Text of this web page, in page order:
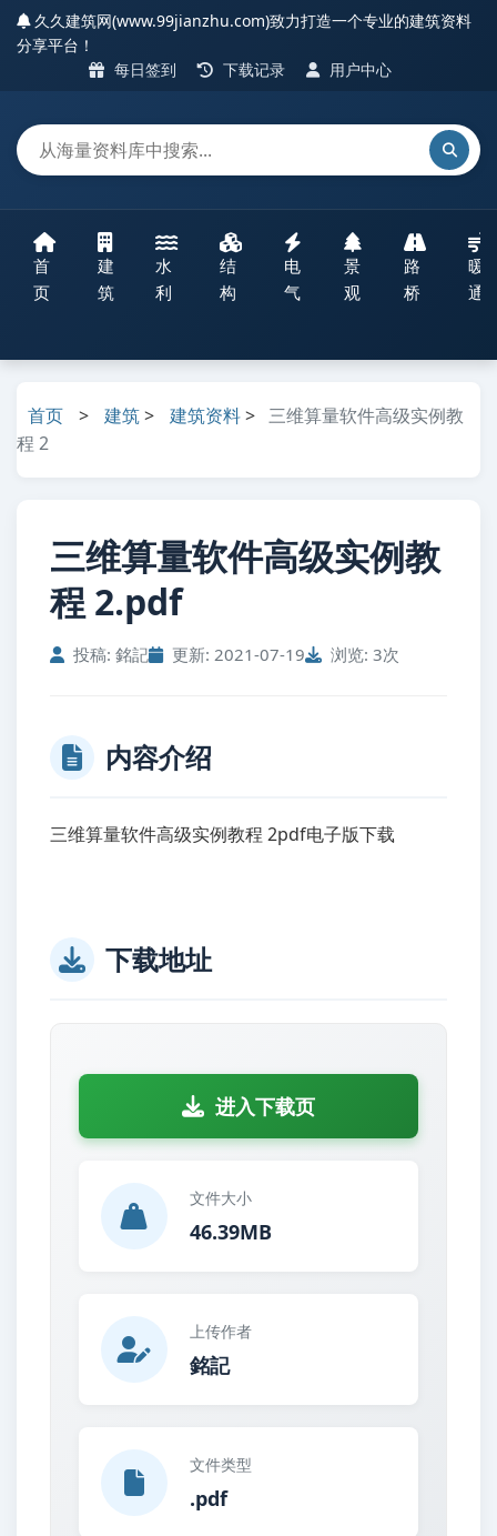
久久建筑网(www.99jianzhu.com)致力打造一个专业的建筑资料
分享平台！
每日签到
下载记录 用户中心
首
页
建
筑
水
利
结
构
电
气
景
观
路
桥
暖
通
首页 > 建筑> 建筑资料> 三维算量软件高级实例教
程 2
三维算量软件高级实例教
程 2.pdf
投稿: 銘記 更新: 2021-07-19 浏览: 3次
内容介绍
三维算量软件高级实例教程 2pdf电子版下载
下载地址
进入下载页
文件大小
46.39MB
上传作者
銘記
文件类型
.pdf